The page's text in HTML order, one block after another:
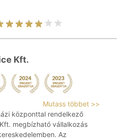
Kft.
Mutass többet >>
központtal rendelkező
megbízható vállalkozás
Az